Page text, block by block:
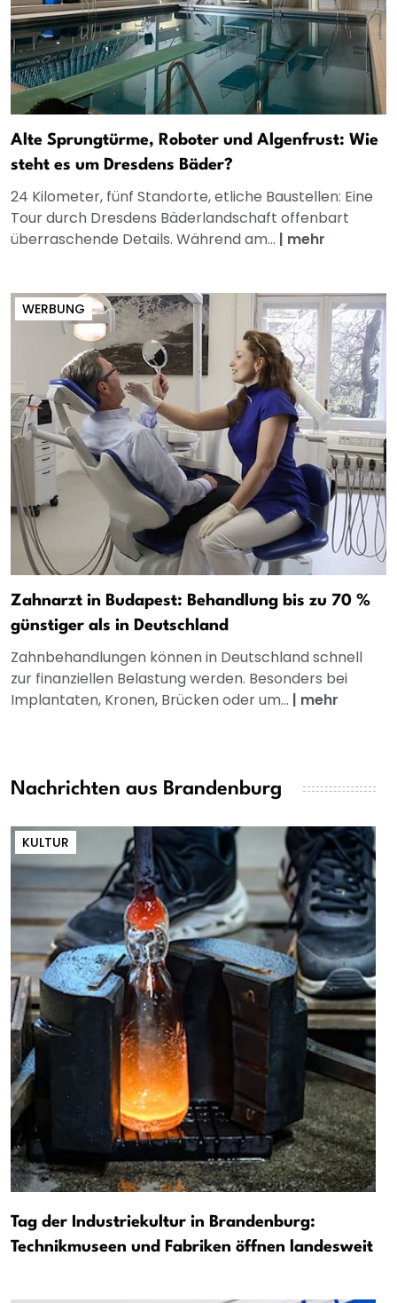
Alte Sprungtürme, Roboter und Algenfrust: Wie
steht es um Dresdens Bäder?
24 Kilometer, fünf Standorte, etliche Baustellen: Eine
Tour durch Dresdens Bäderlandschaft offenbart
überraschende Details. Während am... | mehr
WERBUNG
Zahnarzt in Budapest: Behandlung bis zu 70 %
günstiger als in Deutschland
Zahnbehandlungen können in Deutschland schnell
zur finanziellen Belastung werden. Besonders bei
Implantaten, Kronen, Brücken oder um... | mehr
Nachrichten aus Brandenburg
KULTUR
Tag der Industriekultur in Brandenburg:
Technikmuseen und Fabriken öffnen landesweit